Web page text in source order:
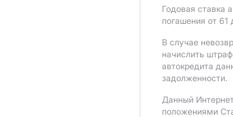
Годовая ставка
погашения от
В случае
начислить
автокредита
задолженности.
Данный
положениями